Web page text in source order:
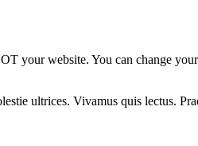
your website. You can change
ultrices. Vivamus quis lectus.